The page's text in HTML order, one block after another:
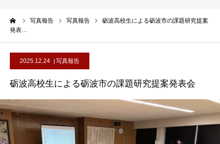
写真報告 写真報告
砺波高校生による砺波市の課題研究提案
発表…
2025.12.24 写真報告
砺波高校生による砺波市の課題研究提案発表会